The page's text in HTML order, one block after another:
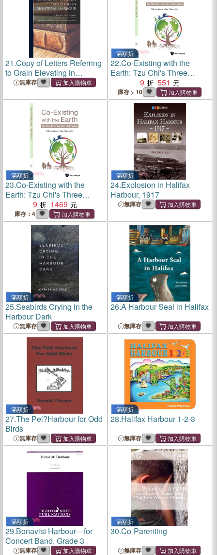
21.Copy of Letters Referring
to Grain Elevating in
Montreal Harbour
the Board of Trade by the St.
Lawrence Grain Co
無庫存
滿額折
22.Co-Existing with the
Earth: Tzu Chi's Three
Decades of Recycling
9 551
庫存 > 10
滿額折
23.Co-Existing with the
Earth: Tzu Chi's Three
Decades of Recycling
9 1469
庫存：4
滿額折
24.Explosion in Halifax
Harbour, 1917
無庫存
滿額折
25.Seabirds Crying in the
Harbour Dark
無庫存
滿額折
26.A Harbour Seal in Halifax
無庫存
滿額折
27.The Pel?Harbour for Odd
Birds
無庫存
滿額折
28.Halifax Harbour 1-2-3
無庫存
滿額折
29.Bonavist Harbour—for
Concert Band, Grade 3
無庫存
滿額折
30.Co-Parenting
無庫存